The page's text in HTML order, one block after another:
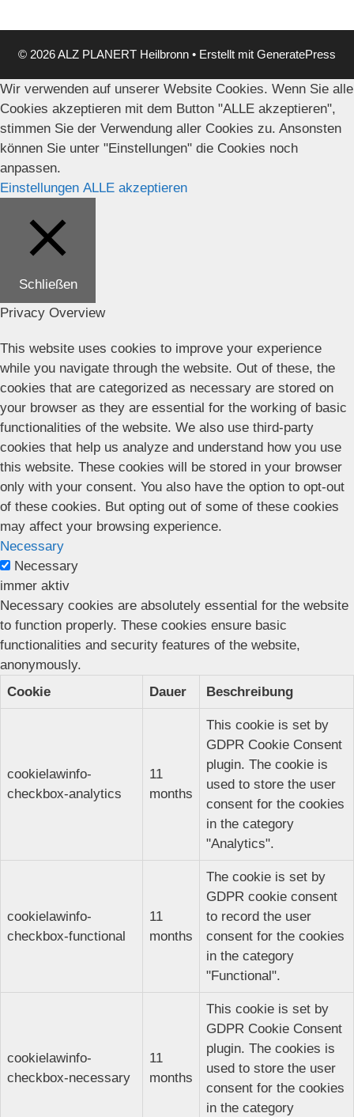
© 2026 ALZ PLANERT Heilbronn • Erstellt mit GeneratePress
Wir verwenden auf unserer Website Cookies. Wenn Sie alle
Cookies akzeptieren mit dem Button "ALLE akzeptieren",
stimmen Sie der Verwendung aller Cookies zu. Ansonsten
können Sie unter "Einstellungen" die Cookies noch
anpassen.
Einstellungen ALLE akzeptieren
Schließen
Privacy Overview
This website uses cookies to improve your experience
while you navigate through the website. Out of these, the
cookies that are categorized as necessary are stored on
your browser as they are essential for the working of basic
functionalities of the website. We also use third-party
cookies that help us analyze and understand how you use
this website. These cookies will be stored in your browser
only with your consent. You also have the option to opt-out
of these cookies. But opting out of some of these cookies
may affect your browsing experience.
Necessary
Necessary
immer aktiv
Necessary cookies are absolutely essential for the website
to function properly. These cookies ensure basic
functionalities and security features of the website,
anonymously.
Cookie
Dauer Beschreibung
cookielawinfo-
checkbox-analytics
11
months
This cookie is set by
GDPR Cookie Consent
plugin. The cookie is
used to store the user
consent for the cookies
in the category
"Analytics".
cookielawinfo-
checkbox-functional
11
months
The cookie is set by
GDPR cookie consent
to record the user
consent for the cookies
in the category
"Functional".
cookielawinfo-
checkbox-necessary
11
months
This cookie is set by
GDPR Cookie Consent
plugin. The cookies is
used to store the user
consent for the cookies
in the category